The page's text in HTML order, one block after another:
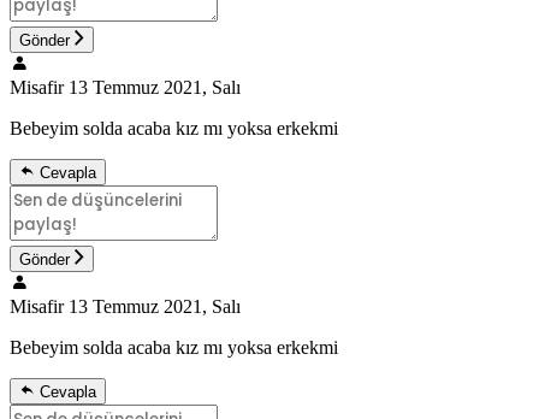
Gönder
Misafir 13 Temmuz 2021, Salı
Bebeyim solda acaba kız mı yoksa erkekmi
Cevapla
Gönder
Misafir 13 Temmuz 2021, Salı
Bebeyim solda acaba kız mı yoksa erkekmi
Cevapla